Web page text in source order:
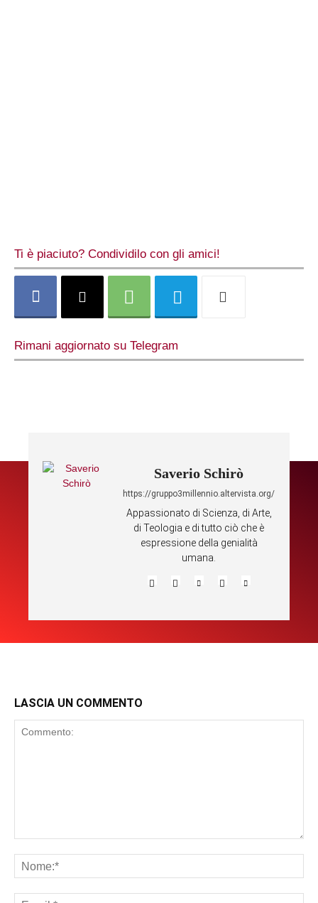
Ti è piaciuto? Condividilo con gli amici!
Rimani aggiornato su Telegram
Saverio Schirò
https://gruppo3millennio.altervista.org/
Appassionato di Scienza, di Arte,
di Teologia e di tutto ciò che è
espressione della genialità
umana.
LASCIA UN COMMENTO